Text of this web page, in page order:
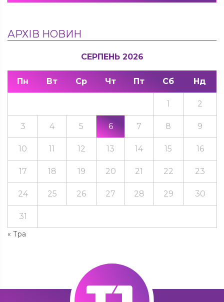
АРХІВ НОВИН
СЕРПЕНЬ 2026
Пн Вт Ср Чт Пт Сб Нд
« Тра
1 2
3 4 5 6 7 8 9
10 11 12 13 14 15 16
17 18 19 20 21 22 23
24 25 26 27 28 29 30
31